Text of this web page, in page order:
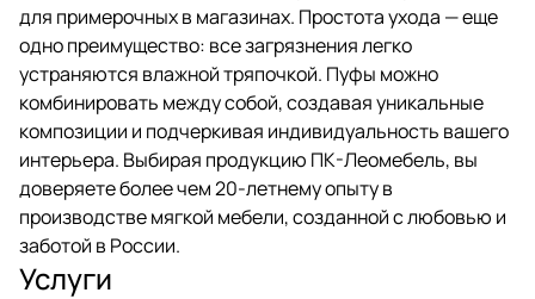
для примерочных в магазинах. Простота ухода — еще
одно преимущество: все загрязнения легко
устраняются влажной тряпочкой. Пуфы можно
комбинировать между собой, создавая уникальные
композиции и подчеркивая индивидуальность вашего
интерьера. Выбирая продукцию ПК-Леомебель, вы
доверяете более чем 20-летнему опыту в
производстве мягкой мебели, созданной с любовью и
заботой в России.
Услуги